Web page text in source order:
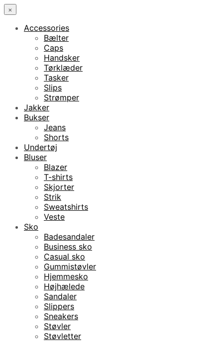
×
Accessories
Bælter
Caps
Handsker
Tørklæder
Tasker
Slips
Strømper
Jakker
Bukser
Jeans
Shorts
Undertøj
Bluser
Blazer
T-shirts
Skjorter
Strik
Sweatshirts
Veste
Sko
Badesandaler
Business sko
Casual sko
Gummistøvler
Hjemmesko
Højhælede
Sandaler
Slippers
Sneakers
Støvler
Støvletter